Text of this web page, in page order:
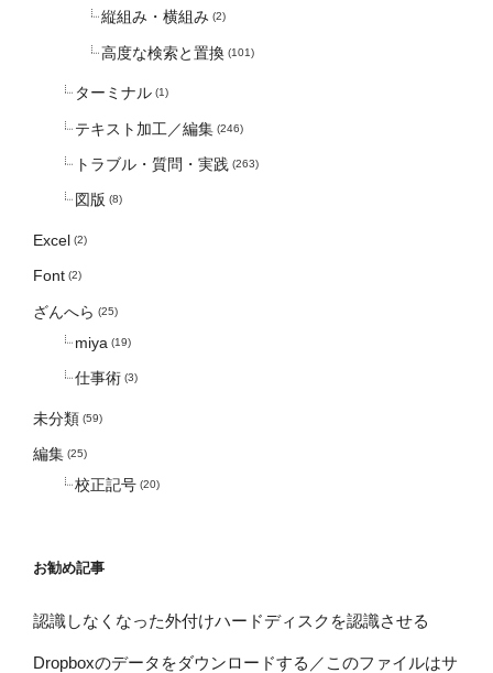
縦組み・横組み (2)
高度な検索と置換 (101)
ターミナル (1)
テキスト加工／編集 (246)
トラブル・質問・実践 (263)
図版 (8)
Excel (2)
Font (2)
ざんへら (25)
miya (19)
仕事術 (3)
未分類 (59)
編集 (25)
校正記号 (20)
お勧め記事
認識しなくなった外付けハードディスクを認識させる
Dropboxのデータをダウンロードする／このファイルはサ